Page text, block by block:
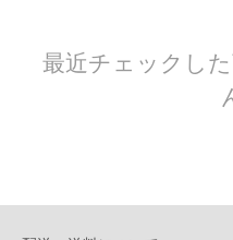
最近チェックし